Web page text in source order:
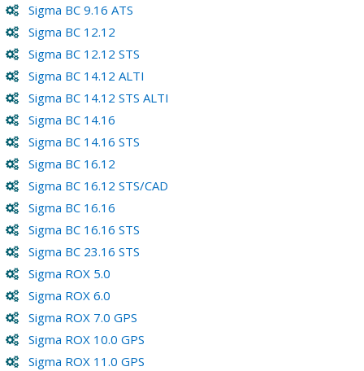
Sigma BC 9.16 ATS
Sigma BC 12.12
Sigma BC 12.12 STS
Sigma BC 14.12 ALTI
Sigma BC 14.12 STS ALTI
Sigma BC 14.16
Sigma BC 14.16 STS
Sigma BC 16.12
Sigma BC 16.12 STS/CAD
Sigma BC 16.16
Sigma BC 16.16 STS
Sigma BC 23.16 STS
Sigma ROX 5.0
Sigma ROX 6.0
Sigma ROX 7.0 GPS
Sigma ROX 10.0 GPS
Sigma ROX 11.0 GPS